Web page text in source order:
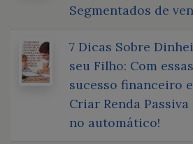
Segmentados de
7 Dicas Sobre
seu Filho: Com
sucesso financeiro
Criar Renda
no automático!